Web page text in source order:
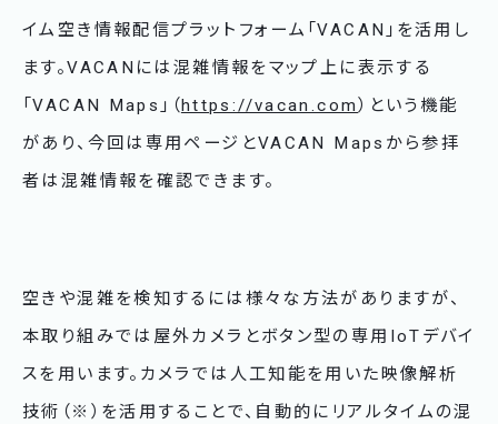
イム空き情報配信プラットフォーム「VACAN」を活用し
ます。VACANには混雑情報をマップ上に表示する
「VACAN Maps」（https://vacan.com）という機能
があり、今回は専用ページとVACAN Mapsから参拝
者は混雑情報を確認できます。
空きや混雑を検知するには様々な方法がありますが、
本取り組みでは屋外カメラとボタン型の専用IoTデバイ
スを用います。カメラでは人工知能を用いた映像解析
技術（※）を活用することで、自動的にリアルタイムの混